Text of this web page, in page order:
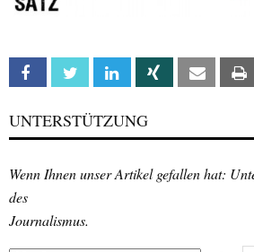
Facebook Twitter Linkedin Xing Email
UNTERSTÜTZUNG
Wenn Ihnen unser Artikel gefallen hat:
des
Journalismus.